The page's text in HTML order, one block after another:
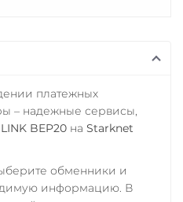
платежных
– надежные сервисы,
LINK BEP20 на Starknet
обменники и
информацию. В